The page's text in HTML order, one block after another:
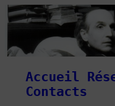
Accueil
Contacts